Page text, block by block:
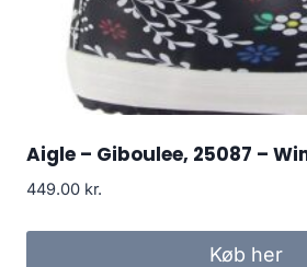
Aigle – Giboulee, 25087 –
449.00 kr.
Køb her